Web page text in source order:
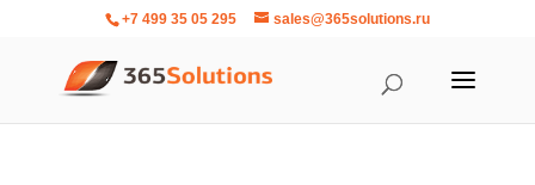
+7 499 35 05 295 sales@365solutions.ru